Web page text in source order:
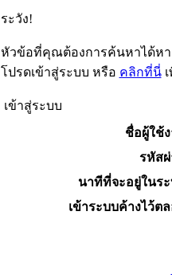
ระวัง!
หัวข้อที่คุณต้องการค้นหาได้ห
โปรดเข้าสู่ระบบ หรือ คลิกที่นี่เ
เข้าสู่ระบบ
ชื่อผู้ใช้
รหัส
นาทีที่จะอยู่ในร
เข้าระบบค้างไว้ต